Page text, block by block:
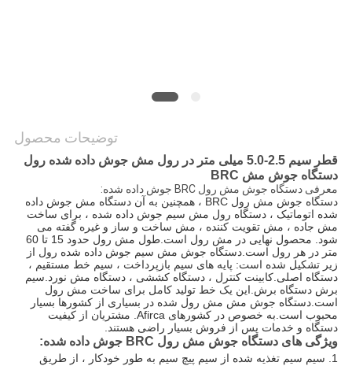
توضیحات محصول
قطر سیم 2.5-5.0 میلی متر در رول مش جوش داده شده رول
دستگاه جوش مش BRC
معرفی دستگاه جوش مش رول BRC جوش داده شده:
دستگاه جوش مش رول BRC ، همچنین به آن دستگاه مش جوش داده
شده اتوماتیک ، دستگاه رول مش سیم جوش داده شده ، برای ساخت
مش جاده ، مش تقویت کننده ، مش ساخت و ساز و غیره گفته می
شود. محصول نهایی در مش رول است.طول مش رول حدود 15 تا 60
متر در هر رول است.دستگاه جوش مش سیم جوش داده شده رول از
زیر تشکیل شده است: پایه های سیم بازپرداخت ، سیم خط مستقیم ،
دستگاه اصلی.کابینت کنترل ، دستگاه کششی ، دستگاه مش نورد.سیم
برش دستگاه برش.این یک خط تولید کامل برای ساخت مش رول
است.دستگاه جوش مش مش رول شده در بسیاری از کشورها بسیار
محبوب است.به خصوص در کشورهای Afirca. مشتریان از کیفیت
دستگاه و خدمات پس از فروش بسیار راضی هستند.
ویژگی های دستگاه جوش مش رول BRC جوش داده شده:
1. سیم سیم تغذیه شده از سیم پیچ سیم به طور خودکار ، از طریق